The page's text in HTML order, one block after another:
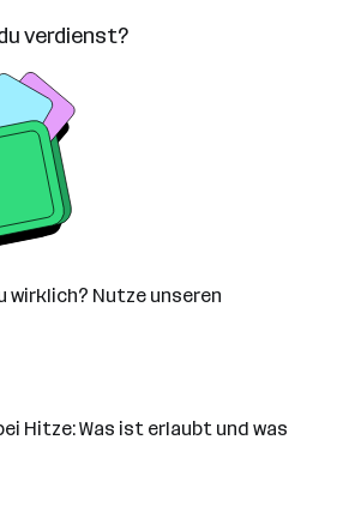
verdienst?
wirklich? Nutze unseren
Hitze: Was ist erlaubt und was